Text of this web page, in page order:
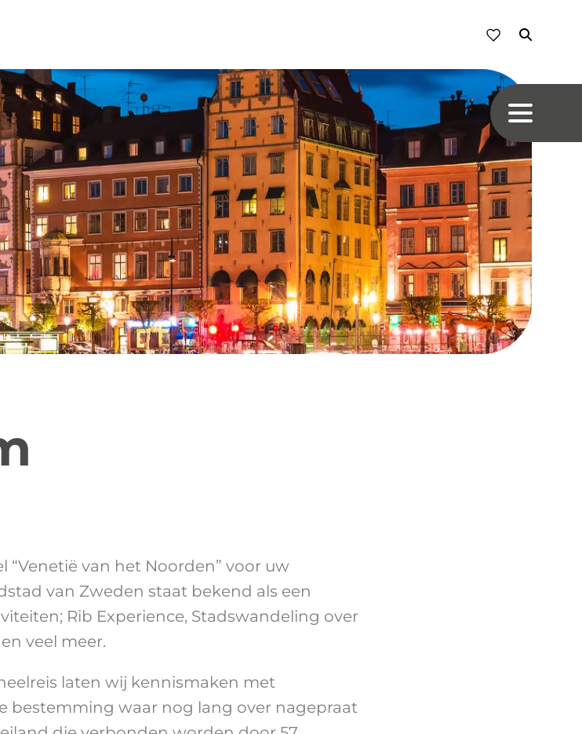
van het Noorden” voor uw
van Zweden staat bekend als een
Rib Experience, Stadswandeling over
veel meer.
laten wij kennismaken met
bestemming waar nog lang over nagepraat